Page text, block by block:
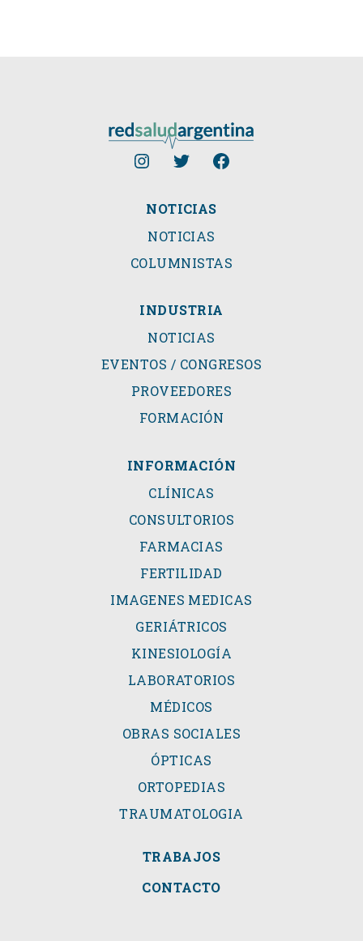
NOTICIAS
NOTICIAS
COLUMNISTAS
INDUSTRIA
NOTICIAS
EVENTOS / CONGRESOS
PROVEEDORES
FORMACIÓN
INFORMACIÓN
CLÍNICAS
CONSULTORIOS
FARMACIAS
FERTILIDAD
IMAGENES MEDICAS
GERIÁTRICOS
KINESIOLOGÍA
LABORATORIOS
MÉDICOS
OBRAS SOCIALES
ÓPTICAS
ORTOPEDIAS
TRAUMATOLOGIA
TRABAJOS
CONTACTO